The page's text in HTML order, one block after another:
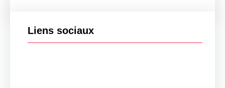
Liens sociaux